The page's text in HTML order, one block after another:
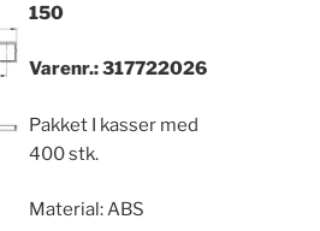
150
Varenr.: 317722026
Pakket I kasser med
400 stk.
Material: ABS